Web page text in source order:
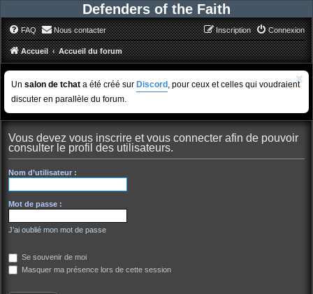
Defenders of the Faith
FAQ Nous contacter Connexion
Inscription
Accueil Accueil du forum
Un salon de tchat a été créé sur Discord , pour ceux et celles qui voudraient
discuter en parallèle du forum.
Vous devez vous inscrire et vous connecter afin de pouvoir
consulter le profil des utilisateurs.
Nom d’utilisateur :
Mot de passe :
J’ai oublié mon mot de passe
Se souvenir de moi
Masquer ma présence lors de cette session